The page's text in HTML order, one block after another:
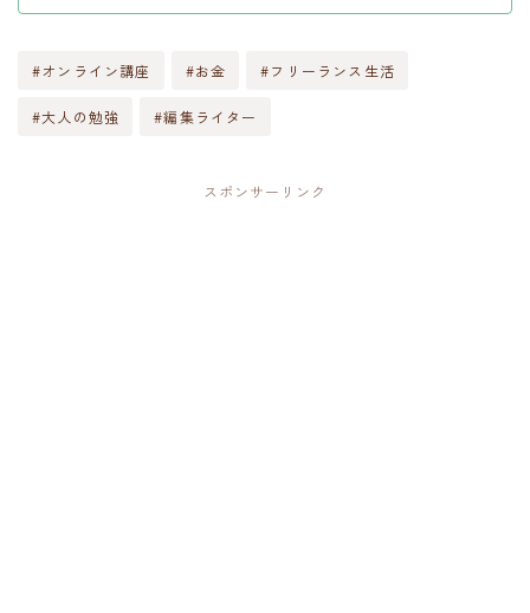
#オンライン講座 #お金 #フリーランス生活
#大人の勉強 #編集ライター
スポンサーリンク